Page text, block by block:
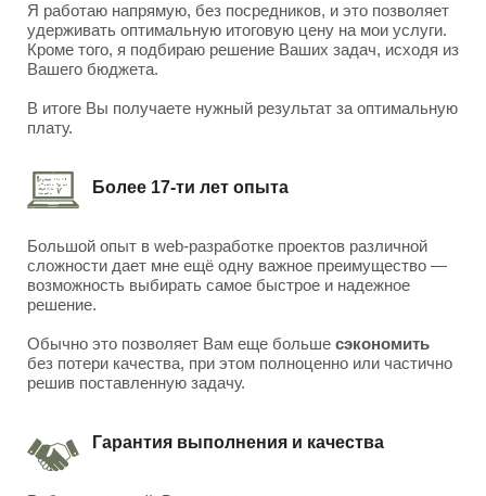
Я работаю напрямую, без посредников, и это позволяет
удерживать оптимальную итоговую цену на мои услуги.
Кроме того, я подбираю решение Ваших задач, исходя из
Вашего бюджета.
В итоге Вы получаете нужный результат за оптимальную
плату.
Более 17-ти лет опыта
Большой опыт в web-разработке проектов различной
сложности дает мне ещё одну важное преимущество —
возможность выбирать самое быстрое и надежное
решение.
Обычно это позволяет Вам еще больше сэкономить
без потери качества, при этом полноценно или частично
решив поставленную задачу.
Гарантия выполнения и качества